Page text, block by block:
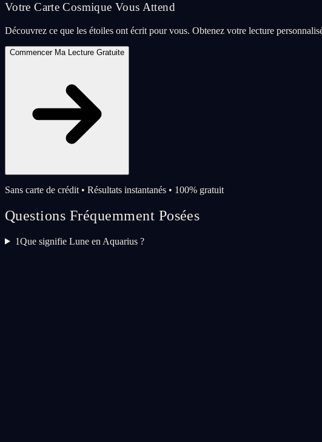
Votre Carte Cosmique Vous Attend
Découvrez ce que les étoiles ont écrit pour vous. Obtenez votre lecture
Commencer Ma Lecture Gratuite
Sans carte de crédit • Résultats instantanés • 100% gratuit
Questions Fréquemment Posées
1Que signifie Lune en Aquarius ?